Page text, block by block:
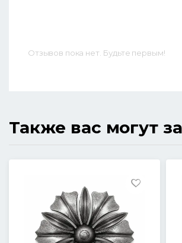
Отзывов пока нет. Будьте первым!
Также вас могут